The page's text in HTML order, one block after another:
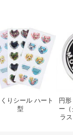
スタンド 大ロット
ダイカットアクリ
クリア） 写真やイ
りシール ハート
型
ぷ
円
ー（
ラ